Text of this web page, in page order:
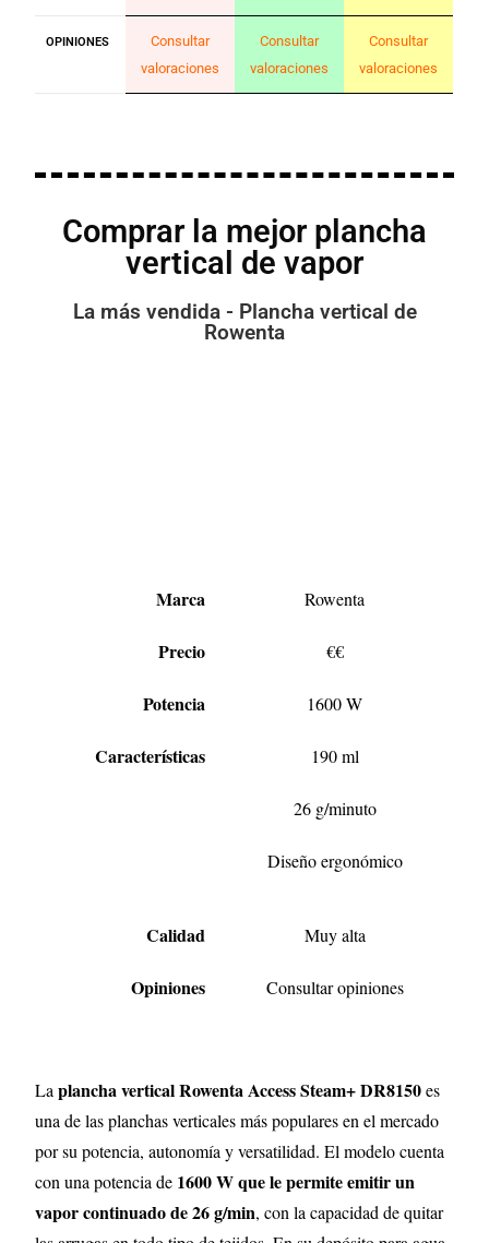
OPINIONES
Consultar
valoraciones
Consultar
valoraciones
Consultar
valoraciones
Comprar la mejor plancha
vertical de vapor
La más vendida - Plancha vertical de
Rowenta
Marca Rowenta
Precio €€
Potencia 1600 W
Características 190 ml
26 g/minuto
Diseño ergonómico
Calidad Muy alta
Opiniones Consultar opiniones
Laplancha vertical Rowenta Access Steam+ DR8150es
una de las planchas verticales más populares en el mercado
por su potencia, autonomía y versatilidad. El modelo cuenta
con una potencia de 1600 W que le permite emitir un
vapor continuado de 26 g/min, con la capacidad de quitar